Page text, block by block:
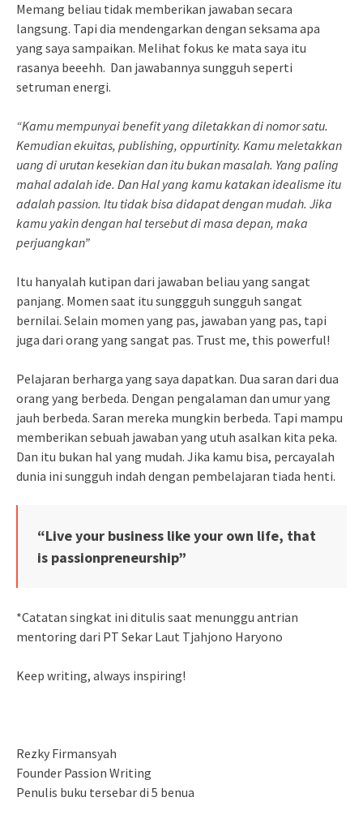
Memang beliau tidak memberikan jawaban secara
langsung. Tapi dia mendengarkan dengan seksama apa
yang saya sampaikan. Melihat fokus ke mata saya itu
rasanya beeehh. Dan jawabannya sungguh seperti
setruman energi.
“Kamu mempunyai benefit yang diletakkan di nomor satu.
Kemudian ekuitas, publishing, oppurtinity. Kamu meletakkan
uang di urutan kesekian dan itu bukan masalah. Yang paling
mahal adalah ide. Dan Hal yang kamu katakan idealisme itu
adalah passion. Itu tidak bisa didapat dengan mudah. Jika
kamu yakin dengan hal tersebut di masa depan, maka
perjuangkan”
Itu hanyalah kutipan dari jawaban beliau yang sangat
panjang. Momen saat itu sunggguh sungguh sangat
bernilai. Selain momen yang pas, jawaban yang pas, tapi
juga dari orang yang sangat pas. Trust me, this powerful!
Pelajaran berharga yang saya dapatkan. Dua saran dari dua
orang yang berbeda. Dengan pengalaman dan umur yang
jauh berbeda. Saran mereka mungkin berbeda. Tapi mampu
memberikan sebuah jawaban yang utuh asalkan kita peka.
Dan itu bukan hal yang mudah. Jika kamu bisa, percayalah
dunia ini sungguh indah dengan pembelajaran tiada henti.
“Live your business like your own life, that
is passionpreneurship”
*Catatan singkat ini ditulis saat menunggu antrian
mentoring dari PT Sekar Laut Tjahjono Haryono
Keep writing, always inspiring!
Rezky Firmansyah
Founder Passion Writing
Penulis buku tersebar di 5 benua